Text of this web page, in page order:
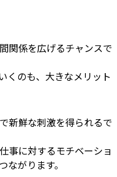
関係を広げるチャンスで
くのも、大きなメリット
新鮮な刺激を得られるで
事に対するモチベーショ
がります。